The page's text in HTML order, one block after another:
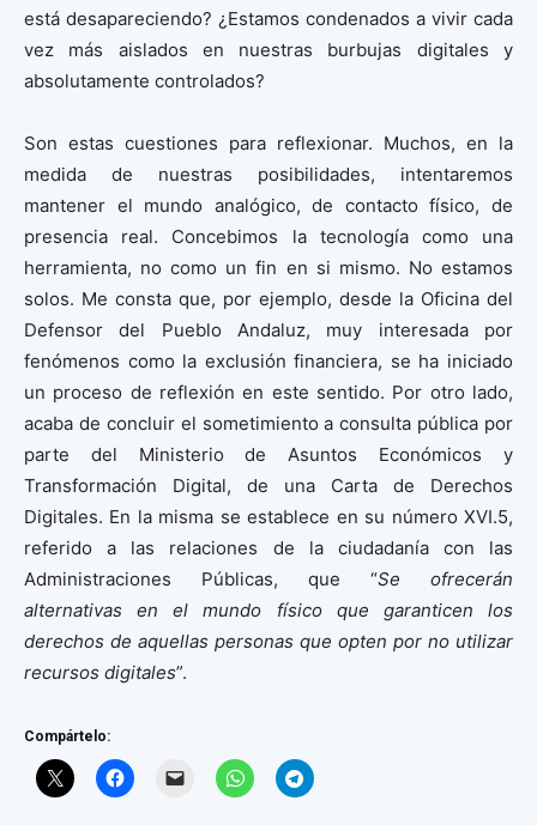
está desapareciendo? ¿Estamos condenados a vivir cada
vez más aislados en nuestras burbujas digitales y
absolutamente controlados?
Son estas cuestiones para reflexionar. Muchos, en la
medida de nuestras posibilidades, intentaremos
mantener el mundo analógico, de contacto físico, de
presencia real. Concebimos la tecnología como una
herramienta, no como un fin en si mismo. No estamos
solos. Me consta que, por ejemplo, desde la Oficina del
Defensor del Pueblo Andaluz, muy interesada por
fenómenos como la exclusión financiera, se ha iniciado
un proceso de reflexión en este sentido. Por otro lado,
acaba de concluir el sometimiento a consulta pública por
parte del Ministerio de Asuntos Económicos y
Transformación Digital, de una Carta de Derechos
Digitales. En la misma se establece en su número XVI.5,
referido a las relaciones de la ciudadanía con las
Administraciones Públicas, que “Se ofrecerán
alternativas en el mundo físico que garanticen los
derechos de aquellas personas que opten por no utilizar
recursos digitales”.
Compártelo: